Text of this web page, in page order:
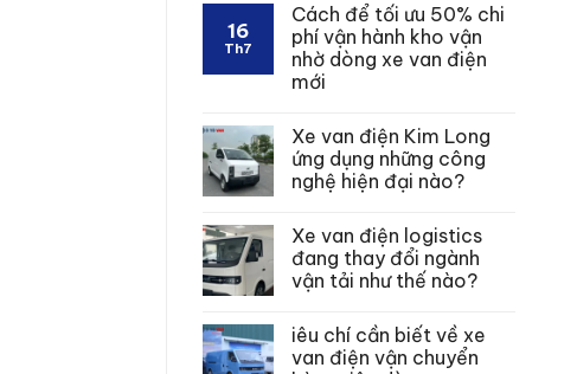
16
Th7
Cách để tối ưu 50% chi
phí vận hành kho vận
nhờ dòng xe van điện
mới
Xe van điện Kim Long
ứng dụng những công
nghệ hiện đại nào?
Xe van điện logistics
đang thay đổi ngành
vận tải như thế nào?
iêu chí cần biết về xe
van điện vận chuyển